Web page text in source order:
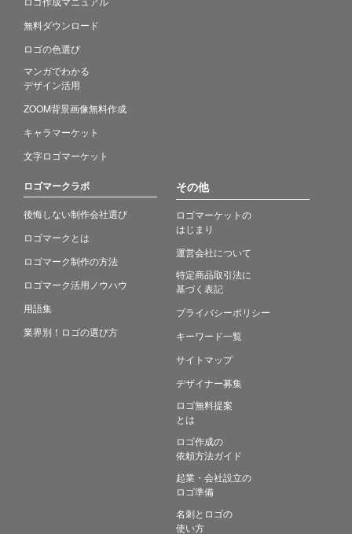
無料ダウンロード
ロゴの色選び
マンガでわかる
デザイン活用
ZOOM背景画像無料作成
キャラマーケット
文字ロゴマーケット
ロゴマークラボ
後悔しない制作会社選び
ロゴマークとは
ロゴマーク制作の方法
ロゴマーク活用ノウハウ
用語集
業界別！ロゴの選び方
その他
ロゴマーケットの
はじまり
運営会社について
特定商品取引法に
基づく表記
プライバシーポリシー
キーワード一覧
サイトマップ
デザイナー募集
ロゴ無料提案
とは
ロゴ作成の
依頼方法ガイド
起業・会社設立の
ロゴ準備
名刺とロゴの
使い方